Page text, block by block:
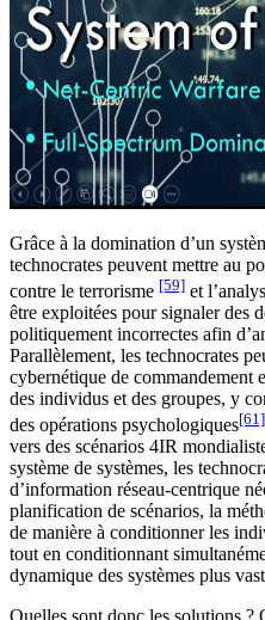
Grâce à la domination d’un
technocrates peuvent mettre au
contre le terrorisme [59] et
être exploitées pour signaler des
politiquement incorrectes afin
Parallèlement, les technocrates
cybernétique de commandement
des individus et des groupes, y
des opérations psychologiques[61]
vers des scénarios 4IR
système de systèmes, les
d’information réseau-centrique
planification de scénarios, la
de manière à conditionner les
tout en conditionnant
dynamique des systèmes plus